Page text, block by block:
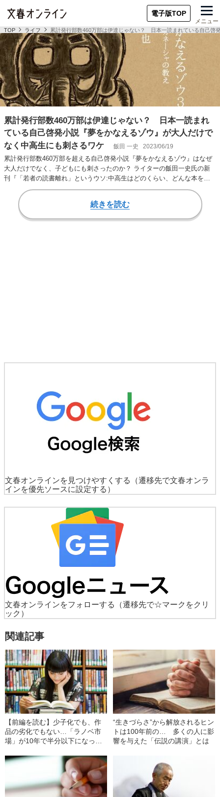
電子版TOP
メニュー
TOP ライフ 累計発行部数460万部は伊達じゃない？ 日本一読まれている自己啓
累計発行部数460万部は伊達じゃない？ 日本一読まれ
ている自己啓発小説『夢をかなえるゾウ』が大人だけで
なく中高生にも刺さるワケ
飯田 一史 2023/06/19
累計発行部数460万部を超える自己啓発小説『夢をかなえるゾウ』はなぜ
大人だけでなく、子どもにも刺さったのか？ ライターの飯田一史氏の新
刊『「若者の読書離れ」というウソ:中高生はどのくらい、どんな本を読
んでいるのか』…
続きを読む
文春オンラインを見つけやすくする
（遷移先で文春オンラ
インを優先ソースに設定する）
文春オンラインをフォローする
（遷移先で☆マークをクリ
ック）
関連記事
【前編を読む】少子化でも、作
品の劣化でもない…「ラノベ市
場」が10年で半分以下になっ
“生きづらさ”から解放されるヒン
トは100年前の… 多くの人に影
響を与えた「伝説の講演」とは